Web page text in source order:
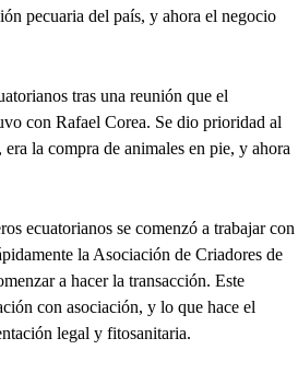
pecuaria del país, y ahora el negocio
tras una reunión que el
con Rafael Corea. Se dio prioridad al
la compra de animales en pie, y ahora
ecuatorianos se comenzó a trabajar con
la Asociación de Criadores de
a hacer la transacción. Este
con asociación, y lo que hace el
legal y fitosanitaria.